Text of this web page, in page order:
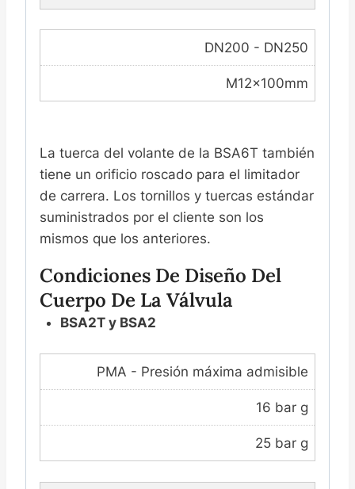
DN200 - DN250
M12×100mm
La tuerca del volante de la BSA6T también
tiene un orificio roscado para el limitador
de carrera. Los tornillos y tuercas estándar
suministrados por el cliente son los
mismos que los anteriores.
Condiciones De Diseño Del
Cuerpo De La Válvula
BSA2T y BSA2
PMA - Presión máxima admisible
16 bar g
25 bar g